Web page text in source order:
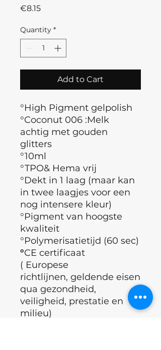
€8.15Price
Quantity *
Add to Cart
°High Pigment gelpolish
°Coconut 006 :Melk
achtig met gouden
glitters
°10ml
°TPO& Hema vrij
°Dekt in 1 laag (maar kan
in twee laagjes voor een
nog intensere kleur)
°Pigment van hoogste
kwaliteit
°Polymerisatietijd (60 sec)
°CE certificaat
( Europese
richtlijnen, geldende eisen
qua gezondheid,
veiligheid, prestatie en
milieu)